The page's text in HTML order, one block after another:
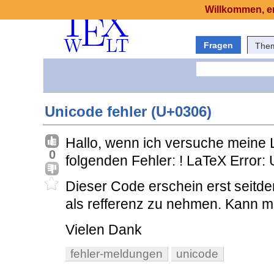
Fragen
Unicode fehler (U+0306)
0
Hallo, wenn ich versuche meine
folgenden Fehler: ! LaTeX
Dieser Code erschein erst
als refferenz zu nehmen. Kann
Vielen Dank
fehler-meldungen unicode
Willkommen,